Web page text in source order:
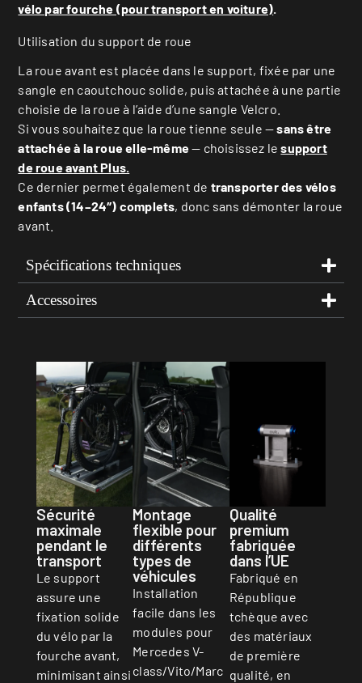
vélo par fourche (pour transport en voiture).
Utilisation du support de roue
La roue avant est placée dans le support, fixée par une
sangle en caoutchouc solide, puis attachée à une partie
choisie de la roue à l’aide d’une sangle Velcro.
Si vous souhaitez que la roue tienne seule —sans être
attachée à la roue elle-même— choisissez lesupport
de roue avant Plus.
Ce dernier permet également de transporter des vélos
enfants (14–24″) complets, donc sans démonter la roue
avant.
Spécifications techniques
Accessoires
Sécurité
maximale
pendant le
transport
Le support
assure une
fixation solide
du vélo par la
fourche avant,
minimisant ainsi
Montage
flexible pour
différents
types de
véhicules
Installation
facile dans les
modules pour
Mercedes V-
class/Vito/Marc
Qualité
premium
fabriquée
dans l’UE
Fabriqué en
République
tchèque avec
des matériaux
de première
qualité, en